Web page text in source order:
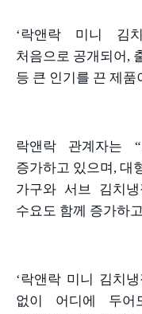
‘락앤락 미니 김치
처음으로 공개되어 ,
등 큰 인기를 끈 제품
락앤락 관계자는 “
증가하고 있으며 , 대
가구와 서브 김치
수요도 함께 증가하
‘락앤락 미니 김치냉
없이 어디에 두어